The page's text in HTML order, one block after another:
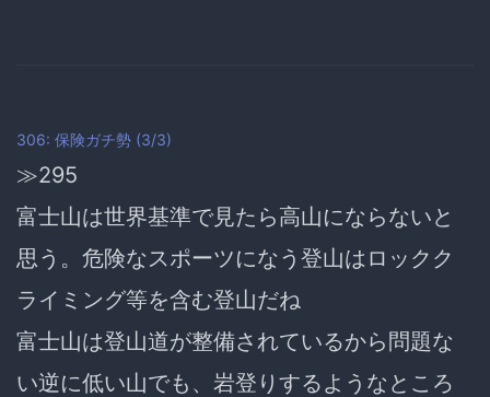
306: 保険ガチ勢 (3/3)
≫295
富士山は世界基準で見たら高山にならないと
思う。危険なスポーツになう登山はロックク
ライミング等を含む登山だね
富士山は登山道が整備されているから問題な
い逆に低い山でも、岩登りするようなところ